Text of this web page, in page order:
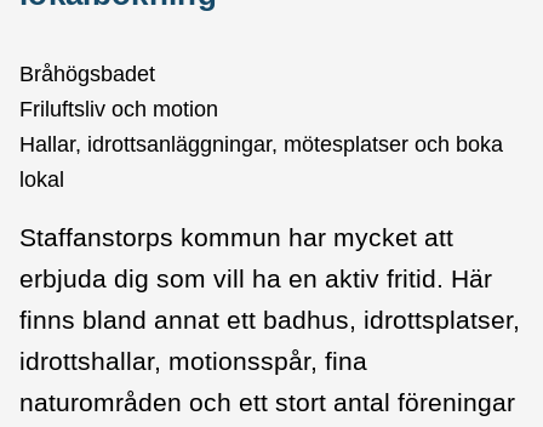
Bråhögsbadet
Friluftsliv och motion
Hallar, idrottsanläggningar, mötesplatser och boka
lokal
Staffanstorps kommun har mycket att
erbjuda dig som vill ha en aktiv fritid. Här
finns bland annat ett badhus, idrottsplatser,
idrottshallar, motionsspår, fina
naturområden och ett stort antal föreningar